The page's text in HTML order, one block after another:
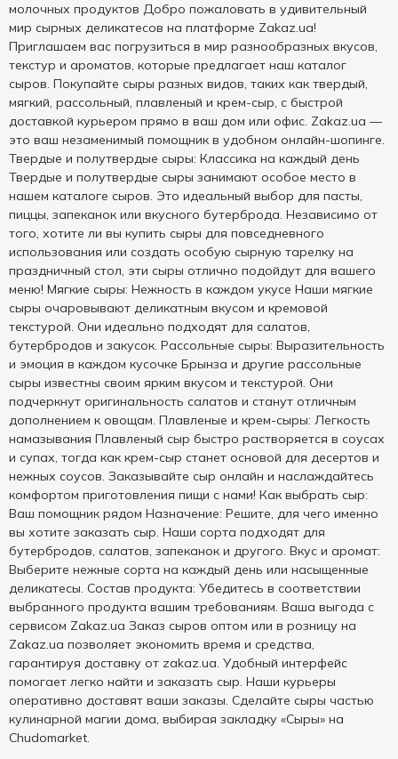
молочных продуктов Добро пожаловать в удивительный
мир сырных деликатесов на платформе Zakaz.ua!
Приглашаем вас погрузиться в мир разнообразных вкусов,
текстур и ароматов, которые предлагает наш каталог
сыров. Покупайте сыры разных видов, таких как твердый,
мягкий, рассольный, плавленый и крем-сыр, с быстрой
доставкой курьером прямо в ваш дом или офис. Zakaz.ua —
это ваш незаменимый помощник в удобном онлайн-шопинге.
Твердые и полутвердые сыры: Классика на каждый день
Твердые и полутвердые сыры занимают особое место в
нашем каталоге сыров. Это идеальный выбор для пасты,
пиццы, запеканок или вкусного бутерброда. Независимо от
того, хотите ли вы купить сыры для повседневного
использования или создать особую сырную тарелку на
праздничный стол, эти сыры отлично подойдут для вашего
меню! Мягкие сыры: Нежность в каждом укусе Наши мягкие
сыры очаровывают деликатным вкусом и кремовой
текстурой. Они идеально подходят для салатов,
бутербродов и закусок. Рассольные сыры: Выразительность
и эмоция в каждом кусочке Брынза и другие рассольные
сыры известны своим ярким вкусом и текстурой. Они
подчеркнут оригинальность салатов и станут отличным
дополнением к овощам. Плавленые и крем-сыры: Легкость
намазывания Плавленый сыр быстро растворяется в соусах
и супах, тогда как крем-сыр станет основой для десертов и
нежных соусов. Заказывайте сыр онлайн и наслаждайтесь
комфортом приготовления пищи с нами! Как выбрать сыр:
Ваш помощник рядом Назначение: Решите, для чего именно
вы хотите заказать сыр. Наши сорта подходят для
бутербродов, салатов, запеканок и другого. Вкус и аромат:
Выберите нежные сорта на каждый день или насыщенные
деликатесы. Состав продукта: Убедитесь в соответствии
выбранного продукта вашим требованиям. Ваша выгода с
сервисом Zakaz.ua Заказ сыров оптом или в розницу на
Zakaz.ua позволяет экономить время и средства,
гарантируя доставку от zakaz.ua. Удобный интерфейс
помогает легко найти и заказать сыр. Наши курьеры
оперативно доставят ваши заказы. Сделайте сыры частью
кулинарной магии дома, выбирая закладку «Сыры» на
Chudomarket.